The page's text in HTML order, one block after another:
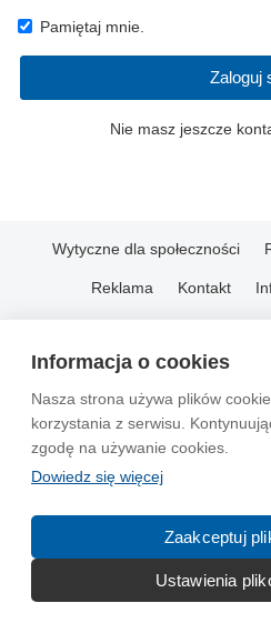
Informacja o cookies
Nasza strona używa plików
korzystania z serwisu.
zgodę na używanie cookies.
Dowiedz się więcej
Zaakceptuj
Ustawienia
Pamiętaj mnie.
Zaloguj
Nie masz jeszcze
Wytyczne dla społeczności
Reklama Kontakt